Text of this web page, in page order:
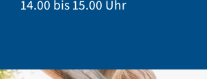
14.00 bis 15.00 Uhr